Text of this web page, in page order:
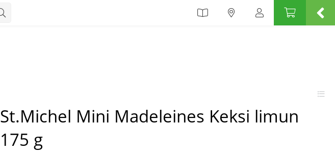
St.Michel Mini Madeleines Keksi limun
175 g